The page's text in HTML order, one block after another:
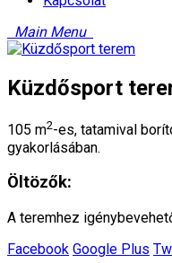
Main Menu
Küzdősport
105 m2-es, tatamival
gyakorlásában.
Öltözők:
A teremhez
Facebook Google Plus